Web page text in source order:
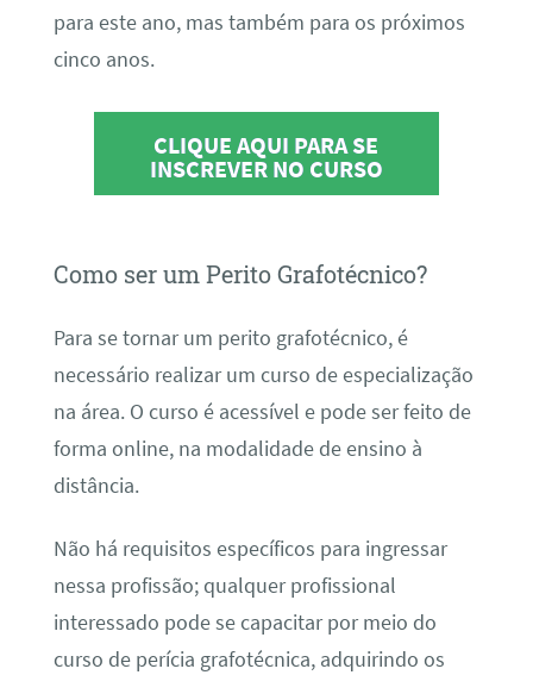
para este ano, mas também para os próximos
cinco anos.
CLIQUE AQUI PARA SE
INSCREVER NO CURSO
Como ser um Perito Grafotécnico?
Para se tornar um perito grafotécnico, é
necessário realizar um curso de especialização
na área. O curso é acessível e pode ser feito de
forma online, na modalidade de ensino à
distância.
Não há requisitos específicos para ingressar
nessa profissão; qualquer profissional
interessado pode se capacitar por meio do
curso de perícia grafotécnica, adquirindo os